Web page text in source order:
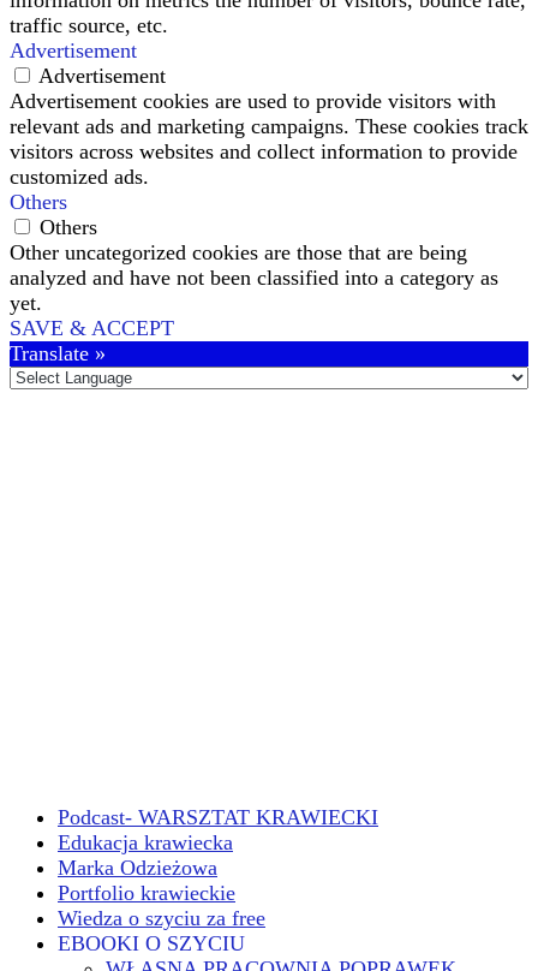
traffic source, etc.
Advertisement
Advertisement
Advertisement cookies are used to provide visitors with
relevant ads and marketing campaigns. These cookies track
visitors across websites and collect information to provide
customized ads.
Others
Others
Other uncategorized cookies are those that are being
analyzed and have not been classified into a category as
yet.
SAVE & ACCEPT
Translate »
Podcast- WARSZTAT KRAWIECKI
Edukacja krawiecka
Marka Odzieżowa
Portfolio krawieckie
Wiedza o szyciu za free
EBOOKI O SZYCIU